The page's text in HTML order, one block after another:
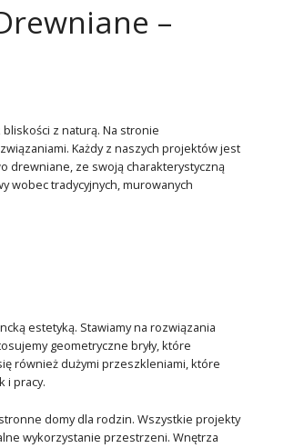
–
z naturą. Na stronie
Każdy z naszych projektów jest
drewniane, ze swoją charakterystyczną
wobec tradycyjnych, murowanych
estetyką. Stawiamy na rozwiązania
geometryczne bryły, które
również dużymi przeszkleniami, które
i pracy.
domy dla rodzin. Wszystkie projekty
wykorzystanie przestrzeni. Wnętrza